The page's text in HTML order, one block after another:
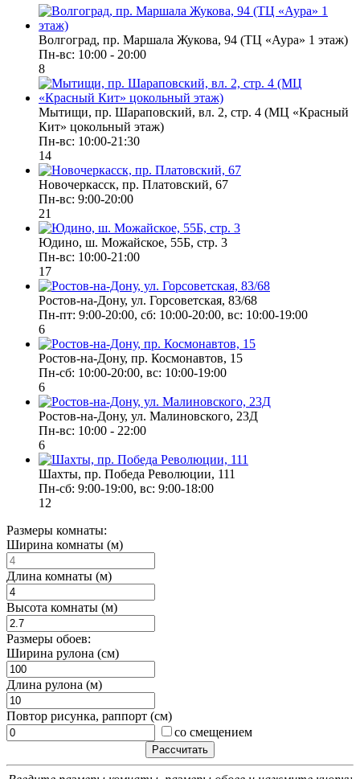
Волгоград, пр. Маршала Жукова, 94 (ТЦ «Аура» 1 этаж)
Пн-вс: 10:00 - 20:00
8
Мытищи, пр. Шараповский, вл. 2, стр. 4 (МЦ «Красный
Кит» цокольный этаж)
Пн-вс: 10:00-21:30
14
Новочеркасск, пр. Платовский, 67
Пн-вс: 9:00-20:00
21
Юдино, ш. Можайское, 55Б, стр. 3
Пн-вс: 10:00-21:00
17
Ростов-на-Дону, ул. Горсоветская, 83/68
Пн-пт: 9:00-20:00, сб: 10:00-20:00, вс: 10:00-19:00
6
Ростов-на-Дону, пр. Космонавтов, 15
Пн-сб: 10:00-20:00, вс: 10:00-19:00
6
Ростов-на-Дону, ул. Малиновского, 23Д
Пн-вс: 10:00 - 22:00
6
Шахты, пр. Победа Революции, 111
Пн-сб: 9:00-19:00, вс: 9:00-18:00
12
Размеры комнаты:
Ширина комнаты (м)
Длина комнаты (м)
Высота комнаты (м)
Размеры обоев:
Ширина рулона (см)
Длина рулона (м)
Повтор рисунка, раппорт (см)
со смещением